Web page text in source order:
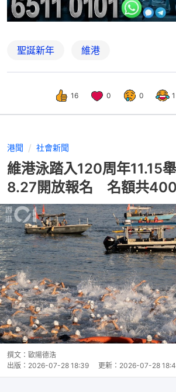
聖誕新年 維港
16 0 0 1
港聞 社會新聞
維港泳踏入120周年11.15
8.27開放報名 名額共
撰文： 歐陽德浩
出版： 2026-07-28 18:39 更新： 2026-07-28